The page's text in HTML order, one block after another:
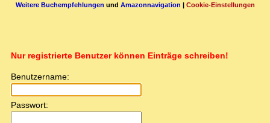
Weitere Buchempfehlungen und Amazonnavigation | Cookie-Einstellungen
Nur registrierte Benutzer können Einträge schreiben!
Benutzername:
Passwort: